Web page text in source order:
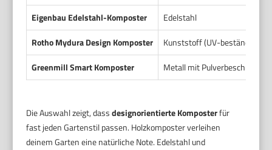
Eigenbau Edelstahl-Komposter
Edelstahl
Rotho Mydura Design Komposter
Kunststoff (UV-beständig)
Greenmill Smart Komposter
Metall mit Pulverbeschichtung
Die Auswahl zeigt, dassdesignorientierte Komposterfür
fast jeden Gartenstil passen. Holzkomposter verleihen
deinem Garten eine natürliche Note. Edelstahl und